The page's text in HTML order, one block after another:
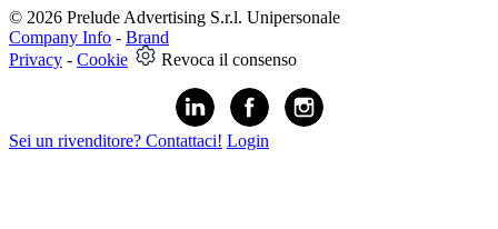
© 2026 Prelude Advertising S.r.l. Unipersonale
Company Info - Brand
Privacy - Cookie Revoca il consenso
Sei un rivenditore? Contattaci! Login